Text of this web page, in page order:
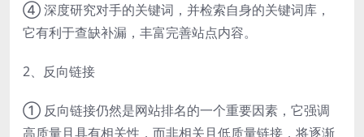
④ 深度研究对手的关键词，并检索自身的关键词库，
它有利于查缺补漏，丰富完善站点内容。
2、反向链接
① 反向链接仍然是网站排名的一个重要因素，它强调
高质量且具有相关性，而非相关且低质量链接，将逐渐